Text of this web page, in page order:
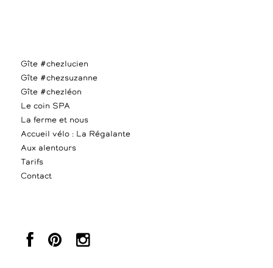
Gîte #chezlucien
Gîte #chezsuzanne
Gîte #chezléon
Le coin SPA
La ferme et nous
Accueil vélo : La Régalante
Aux alentours
Tarifs
Contact